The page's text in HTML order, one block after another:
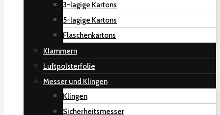
3-lagige Kartons
5-lagige Kartons
Flaschenkartons
Klammern
Luftpolsterfolie
Messer und Klingen
Klingen
Sicherheitsmesser